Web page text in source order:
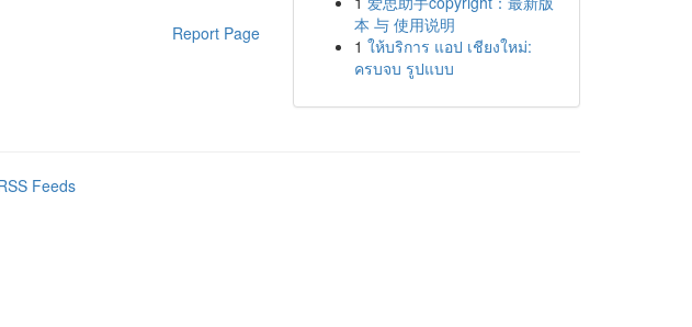
Report Page
本 与 使用说明
1 ให้บริการ แอป เชียงใหม่:
ครบจบ รูปแบบ
Feeds